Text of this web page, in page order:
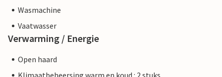
Wasmachine
Vaatwasser
Verwarming / Energie
Open haard